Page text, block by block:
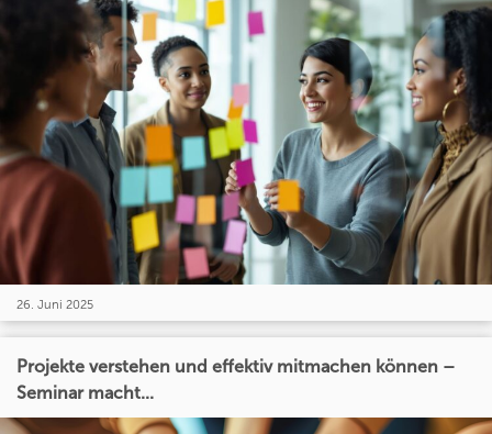
26. Juni 2025
Projekte verstehen und effektiv mitmachen können –
Seminar macht...